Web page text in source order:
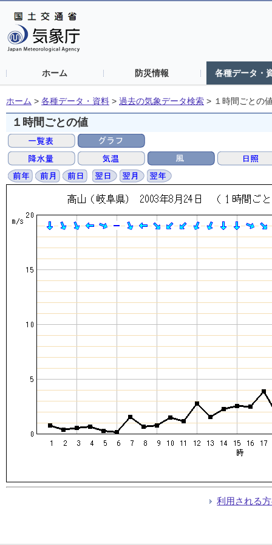
ホーム 防災情報 各種データ・
ホーム > 各種データ・資料 > 過去の気象データ検索 > １時間ごとの
１時間ごとの値
利用される